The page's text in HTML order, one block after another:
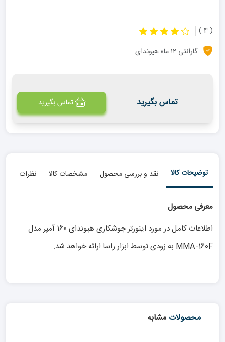
( 4 )
گارانتی ۱۲ ماه هیوندای
تماس بگیرید تماس بگیرید
توضیحات کالا نقد و بررسی محصول مشخصات کالا نظرات
معرفی محصول
اطلاعات کامل در مورد اینورتر جوشکاری هیوندای 160 آمپر مدل
MMA-160F به زودی توسط ابزار راسا ارائه خواهد شد.
محصولات مشابه